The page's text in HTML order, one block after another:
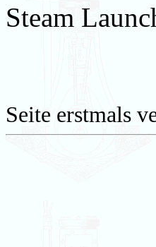
Steam
Seite erstmals